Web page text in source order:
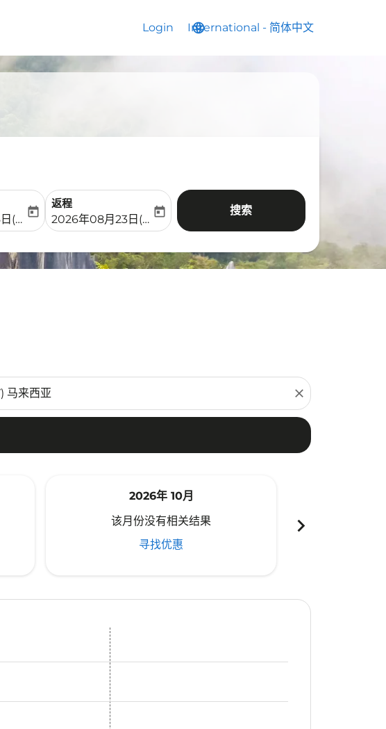
Login language
International - 简体中文
keyboard_arrow_down
date-aria-label
(周日)
today
返程
fc-booking-return-date-aria-label
2026年08月23日(周日)
today 搜索
close
2026年 10月
该月份没有相关结果
寻找优惠
chevron_right
disclaimer. 寻找优惠
disclaimer. 寻找优惠
offers-disclaimer. 寻找优惠
view-offers-disclaimer. 寻找优惠
cmp-view-offers-disclaimer. 寻找优惠
cmp-view-offers-disclaimer. 寻找优惠
CGO–MYY: cmp-view-offers-disclaimer. 寻找优惠
CGO–MYY: cmp-view-offers-disclaimer. 寻找优惠
CGO–MYY: cmp-view-offers-disclaimer. 寻找优惠
CGO–MYY: cmp-view-offers-disclaimer. 寻找优惠
CGO–MYY: cmp-view-offers-disclaimer. 寻找优惠